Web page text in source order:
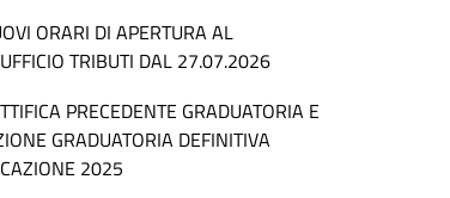
ORARI DI APERTURA AL
TRIBUTI DAL 27.07.2026
PRECEDENTE GRADUATORIA E
GRADUATORIA DEFINITIVA
2025